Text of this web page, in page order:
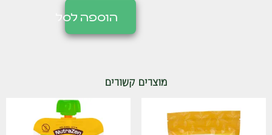
הוספה לסל
מוצרים קשורים